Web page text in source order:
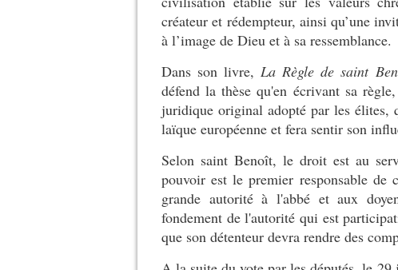
créateur et rédempteur, ainsi qu’une
à l’image de Dieu et à sa ressemblance.
Dans son livre,La Règle de saint
défend la thèse qu'en écrivant sa
juridique original adopté par les élites,
laïque européenne et fera sentir son
Selon saint Benoît, le droit est au
pouvoir est le premier responsable
grande autorité à l'abbé et aux
fondement de l'autorité qui est
que son détenteur devra rendre des